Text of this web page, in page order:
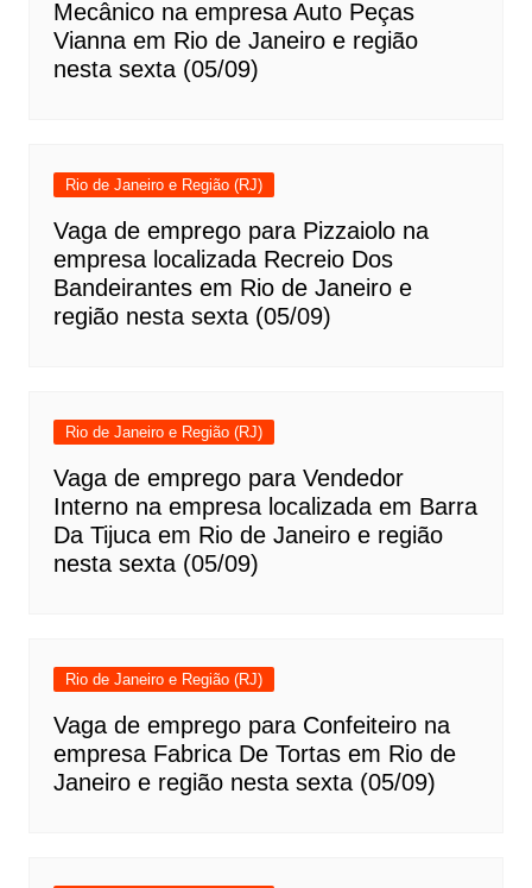
Mecânico na empresa Auto Peças
Vianna em Rio de Janeiro e região
nesta sexta (05/09)
Rio de Janeiro e Região (RJ)
Vaga de emprego para Pizzaiolo na
empresa localizada Recreio Dos
Bandeirantes em Rio de Janeiro e
região nesta sexta (05/09)
Rio de Janeiro e Região (RJ)
Vaga de emprego para Vendedor
Interno na empresa localizada em Barra
Da Tijuca em Rio de Janeiro e região
nesta sexta (05/09)
Rio de Janeiro e Região (RJ)
Vaga de emprego para Confeiteiro na
empresa Fabrica De Tortas em Rio de
Janeiro e região nesta sexta (05/09)